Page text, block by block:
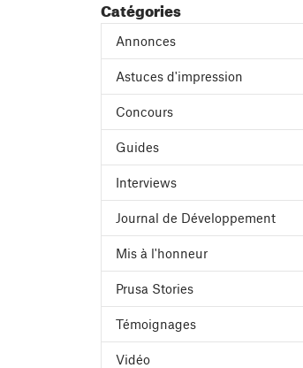
Catégories
Annonces
Astuces d'impression
Concours
Guides
Interviews
Journal de Développement
Mis à l'honneur
Prusa Stories
Témoignages
Vidéo